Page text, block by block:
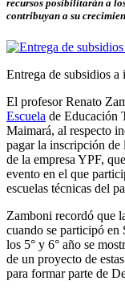
recursos posibilitarán a
contribuyan a su
Entrega de subsidios a
El profesor Renato
Escuela de Educación
Maimará, al respecto
pagar la inscripción
de la empresa YPF,
evento en el que
escuelas técnicas del
Zamboni recordó que
cuando se participó en
los 5° y 6° año se
de un proyecto de
para formar parte de